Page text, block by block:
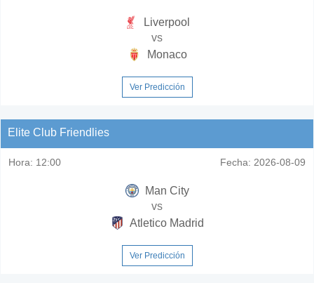
Liverpool
vs
Monaco
Ver Predicción
Elite Club Friendlies
Hora: 12:00 Fecha: 2026-08-09
Man City
vs
Atletico Madrid
Ver Predicción